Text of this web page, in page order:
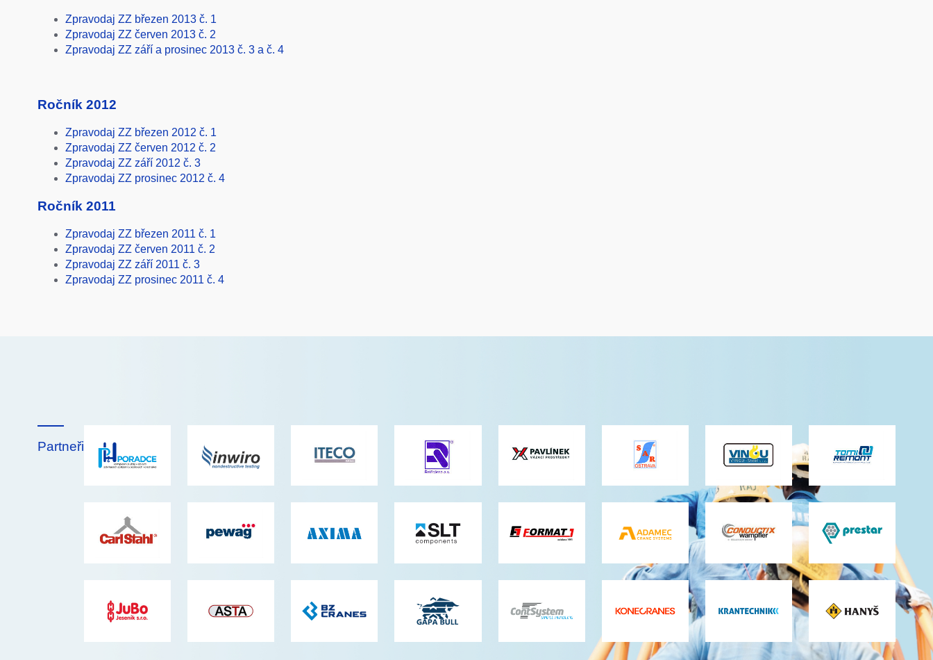
Zpravodaj ZZ březen 2013 č. 1
Zpravodaj ZZ červen 2013 č. 2
Zpravodaj ZZ září a prosinec 2013 č. 3 a č. 4
Ročník 2012
Zpravodaj ZZ březen 2012 č. 1
Zpravodaj ZZ červen 2012 č. 2
Zpravodaj ZZ září 2012 č. 3
Zpravodaj ZZ prosinec 2012 č. 4
Ročník 2011
Zpravodaj ZZ březen 2011 č. 1
Zpravodaj ZZ červen 2011 č. 2
Zpravodaj ZZ září 2011 č. 3
Zpravodaj ZZ prosinec 2011 č. 4
Partneři